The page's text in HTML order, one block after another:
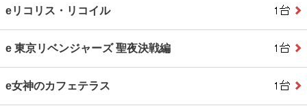
eリコリス・リコイル
e 東京リベンジャーズ 聖夜決戦編
e女神のカフェテラス